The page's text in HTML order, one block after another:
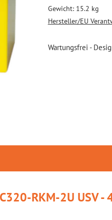
Gewicht: 15.2 kg
Hersteller/EU
Wartungsfrei -
RKM-2U USV